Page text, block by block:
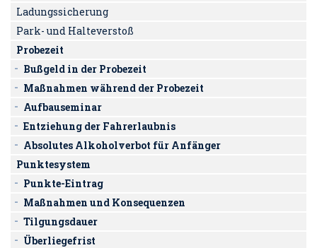
Ladungssicherung
Park- und Halteverstoß
Probezeit
Bußgeld in der Probezeit
Maßnahmen während der Probezeit
Aufbauseminar
Entziehung der Fahrerlaubnis
Absolutes Alkoholverbot für Anfänger
Punktesystem
Punkte-Eintrag
Maßnahmen und Konsequenzen
Tilgungsdauer
Überliegefrist